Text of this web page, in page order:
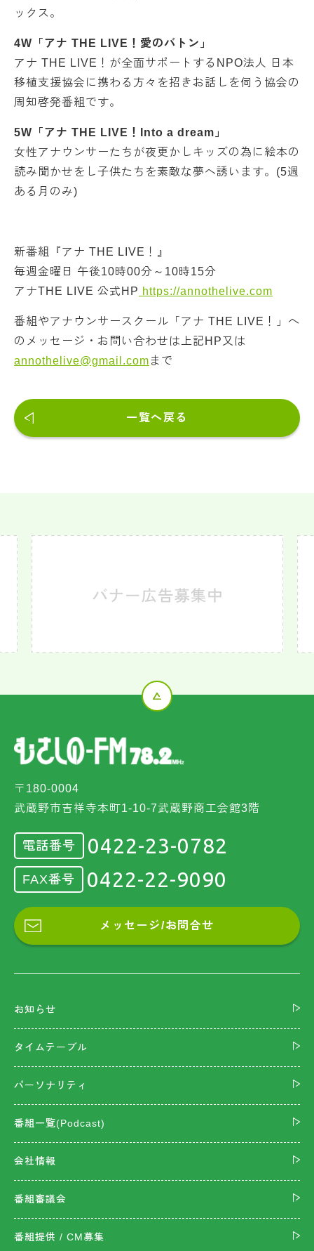
ックス。
4W「アナ THE LIVE！愛のバトン」
アナ THE LIVE！が全面サポートするNPO法人 日本
移植支援協会に携わる方々を招きお話しを伺う協会の
周知啓発番組です。
5W「アナ THE LIVE！Into a dream」
女性アナウンサーたちが夜更かしキッズの為に絵本の
読み聞かせをし子供たちを素敵な夢へ誘います。(5週
ある月のみ)
新番組『アナ THE LIVE！』
毎週金曜日 午後10時00分～10時15分
アナTHE LIVE 公式HP https://annothelive.com
番組やアナウンサースクール「アナ THE LIVE！」へ
のメッセージ・お問い合わせは上記HP又は
annothelive@gmail.com まで
一覧へ戻る
〒180-0004
武蔵野市吉祥寺本町1-10-7武蔵野商工会館3階
電話番号 0422-23-0782
FAX番号 0422-22-9090
メッセージ/お問合せ
お知らせ
タイムテーブル
パーソナリティ
番組一覧(Podcast)
会社情報
番組審議会
番組提供 / CM募集